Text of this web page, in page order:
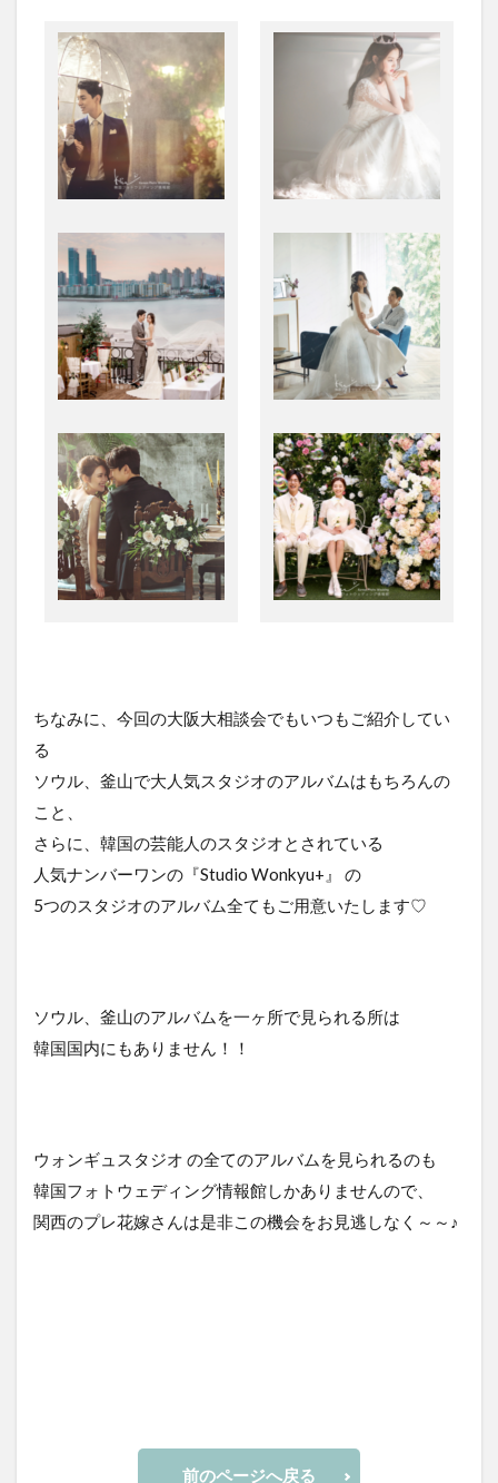
ちなみに、今回の大阪大相談会でもいつもご紹介してい
る
ソウル、釜山で大人気スタジオのアルバムはもちろんの
こと、
さらに、韓国の芸能人のスタジオとされている
人気ナンバーワンの『Studio Wonkyu+』 の
5つのスタジオのアルバム全てもご用意いたします♡
ソウル、釜山のアルバムを一ヶ所で見られる所は
韓国国内にもありません！！
ウォンギュスタジオ の全てのアルバムを見られるのも
韓国フォトウェディング情報館しかありませんので、
関西のプレ花嫁さんは是非この機会をお見逃しなく～～♪
前のページへ戻る